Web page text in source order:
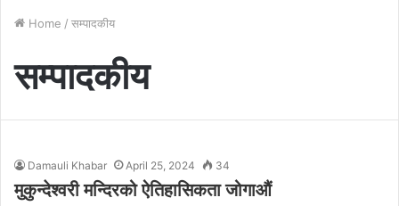
Home / सम्पादकीय
सम्पादकीय
Damauli Khabar April 25, 2024 34
मुकुन्देश्वरी मन्दिरको ऐतिहासिकता जोगाऔं